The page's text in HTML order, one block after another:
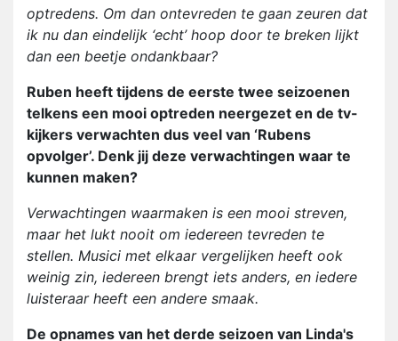
optredens. Om dan ontevreden te gaan zeuren dat
ik nu dan eindelijk ‘echt’ hoop door te breken lijkt
dan een beetje ondankbaar?
Ruben heeft tijdens de eerste twee seizoenen
telkens een mooi optreden neergezet en de tv-
kijkers verwachten dus veel van ‘Rubens
opvolger’. Denk jij deze verwachtingen waar te
kunnen maken?
Verwachtingen waarmaken is een mooi streven,
maar het lukt nooit om iedereen tevreden te
stellen. Musici met elkaar vergelijken heeft ook
weinig zin, iedereen brengt iets anders, en iedere
luisteraar heeft een andere smaak.
De opnames van het derde seizoen van Linda's